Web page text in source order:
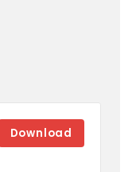
Download